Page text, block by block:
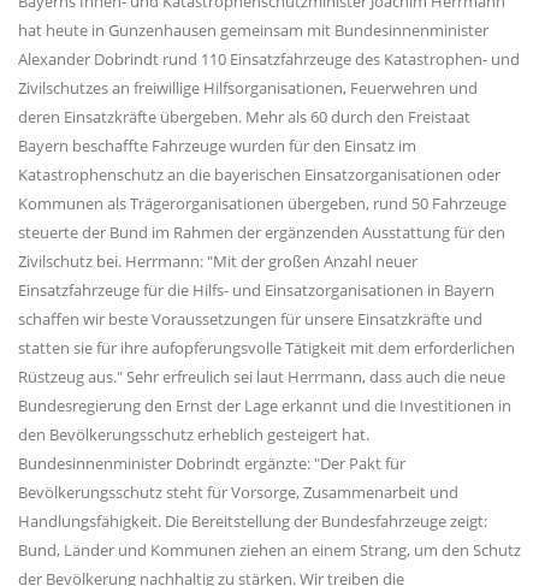
hat heute in Gunzenhausen gemeinsam mit Bundesinnenminister
Alexander Dobrindt rund 110 Einsatzfahrzeuge des Katastrophen- und
Zivilschutzes an freiwillige Hilfsorganisationen, Feuerwehren und
deren Einsatzkräfte übergeben. Mehr als 60 durch den Freistaat
Bayern beschaffte Fahrzeuge wurden für den Einsatz im
Katastrophenschutz an die bayerischen Einsatzorganisationen oder
Kommunen als Trägerorganisationen übergeben, rund 50 Fahrzeuge
steuerte der Bund im Rahmen der ergänzenden Ausstattung für den
Zivilschutz bei. Herrmann: "Mit der großen Anzahl neuer
Einsatzfahrzeuge für die Hilfs- und Einsatzorganisationen in Bayern
schaffen wir beste Voraussetzungen für unsere Einsatzkräfte und
statten sie für ihre aufopferungsvolle Tätigkeit mit dem erforderlichen
Rüstzeug aus." Sehr erfreulich sei laut Herrmann, dass auch die neue
Bundesregierung den Ernst der Lage erkannt und die Investitionen in
den Bevölkerungsschutz erheblich gesteigert hat.
Bundesinnenminister Dobrindt ergänzte: "Der Pakt für
Bevölkerungsschutz steht für Vorsorge, Zusammenarbeit und
Handlungsfähigkeit. Die Bereitstellung der Bundesfahrzeuge zeigt:
Bund, Länder und Kommunen ziehen an einem Strang, um den Schutz
der Bevölkerung nachhaltig zu stärken. Wir treiben die